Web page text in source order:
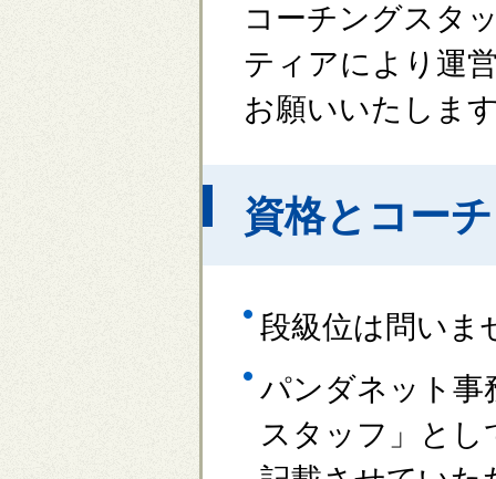
コーチングスタ
ティアにより運
お願いいたしま
資格とコー
段級位は問いま
パンダネット事
スタッフ」と